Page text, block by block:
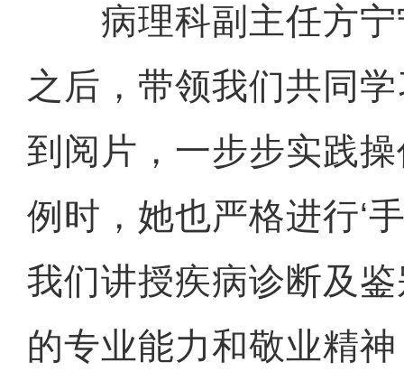
病理科副主任方宁
之后，带领我们共同
到阅片，一步步实践
例时，她也严格进行‘
我们讲授疾病诊断及
的专业能力和敬业精